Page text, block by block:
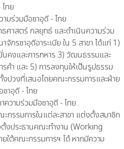
ทย
วมมือซาอุดี - ไทย
ตร์ กลยุทธ์ และดำเนินความร่วม
จักรซาอุดีอาระเบีย ใน 5 สาขา ได้แก่ 1)
นคงและการทหาร 3) วัฒนธรรมและ
ค้า และ 5) การลงทุนให้เป็นรูปธรรม
งที่เสนอโดยคณะกรรมการและฝ่าย
ชาอุดี - ไทย
ามร่วมมือซาอุดี - ไทย
มการในแต่ละสาขา แต่งตั้งสมาชิก
ประธานคณะทำงาน (Working
ใต้คณะกรรมการฯ ได้ หากมีความ